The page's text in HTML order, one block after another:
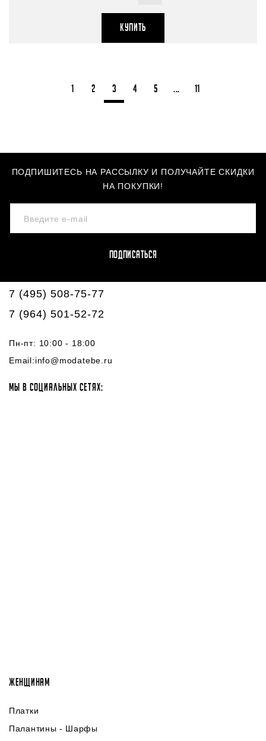
КУПИТЬ
1 2 3 4 5 ... 11
ПОДПИШИТЕСЬ НА РАССЫЛКУ И ПОЛУЧАЙТЕ СКИДКИ
НА ПОКУПКИ!
ПОДПИСАТЬСЯ
7 (495) 508-75-77
7 (964) 501-52-72
Пн-пт: 10:00 - 18:00
Email:info@modatebe.ru
МЫ В СОЦИАЛЬНЫХ СЕТЯХ:
ЖЕНЩИНАМ
Платки
Палантины - Шарфы